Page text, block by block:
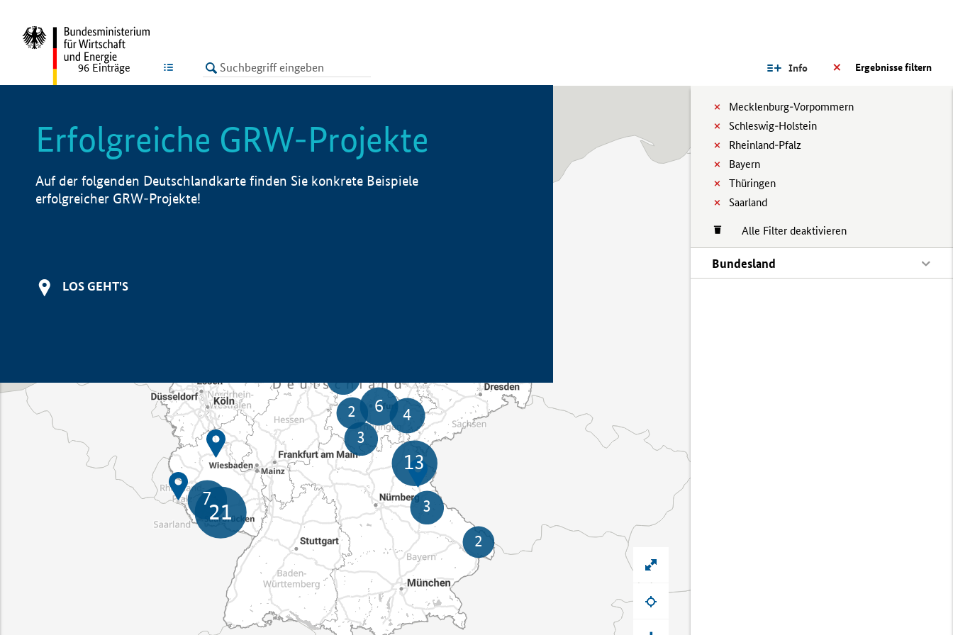
LISTE Ergebnisse filtern
Info
Mecklenburg-Vorpommern
Schleswig-Holstein
Rheinland-Pfalz
Bayern
Thüringen
Saarland
Alle Filter deaktivieren
Bundesland
96 Einträge
Erfolgreiche GRW-Projekte
Auf der folgenden Deutschlandkarte finden Sie konkrete Beispiele
erfolgreicher GRW-Projekte!
LOS GEHT'S